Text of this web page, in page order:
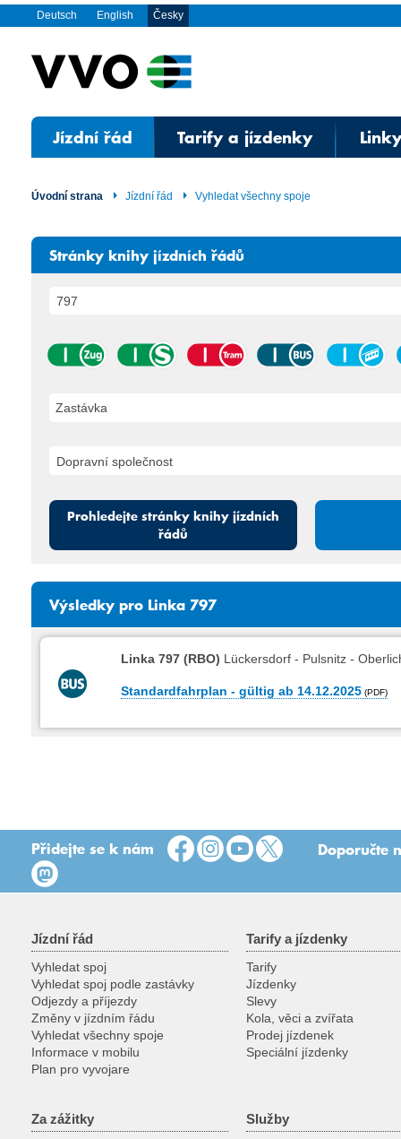
Deutsch English Česky
Jízdní řád Tarify a jízdenky
Úvodní strana Jízdní řád Vyhledat všechny spoje
Stránky knihy jízdních řádů
Zastávka
Prohledejte stránky knihy jízdních
řádů
Výsledky pro Linka 797
Linka 797 (RBO) Lückersdorf - Pulsnitz -
Standardfahrplan - gültig ab 14.12.2025
Přidejte se k nám Doporučte
Jízdní řád
Vyhledat spoj
Vyhledat spoj podle zastávky
Odjezdy a příjezdy
Změny v jízdním řádu
Vyhledat všechny spoje
Informace v mobilu
Plan pro vyvojare
Tarify a jízdenky
Tarify
Jízdenky
Slevy
Kola, věci a zvířata
Prodej jízdenek
Speciální jízdenky
Za zážitky Služby